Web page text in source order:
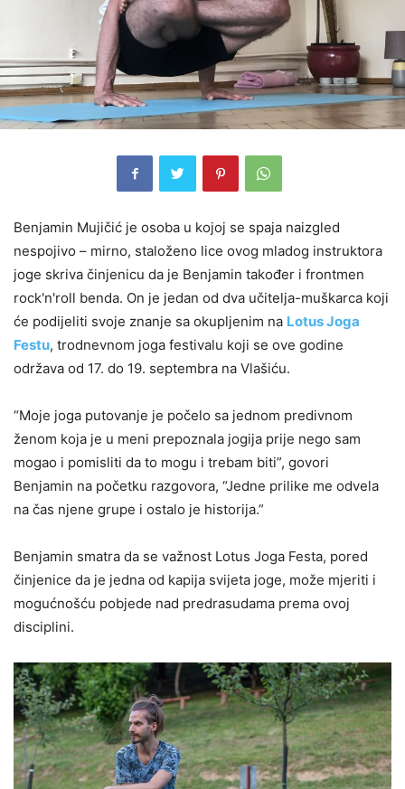
Benjamin Mujičić je osoba u kojoj se spaja naizgled
nespojivo – mirno, staloženo lice ovog mladog instruktora
joge skriva činjenicu da je Benjamin također i frontmen
rock'n'roll benda. On je jedan od dva učitelja-muškarca koji
će podijeliti svoje znanje sa okupljenim na Lotus Joga
Festu, trodnevnom joga festivalu koji se ove godine
održava od 17. do 19. septembra na Vlašiću.
“Moje joga putovanje je počelo sa jednom predivnom
ženom koja je u meni prepoznala jogija prije nego sam
mogao i pomisliti da to mogu i trebam biti”, govori
Benjamin na početku razgovora, “Jedne prilike me odvela
na čas njene grupe i ostalo je historija.”
Benjamin smatra da se važnost Lotus Joga Festa, pored
činjenice da je jedna od kapija svijeta joge, može mjeriti i
mogućnošću pobjede nad predrasudama prema ovoj
disciplini.